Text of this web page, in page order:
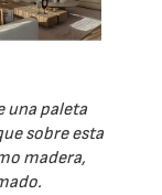
una paleta
sobre esta
madera,